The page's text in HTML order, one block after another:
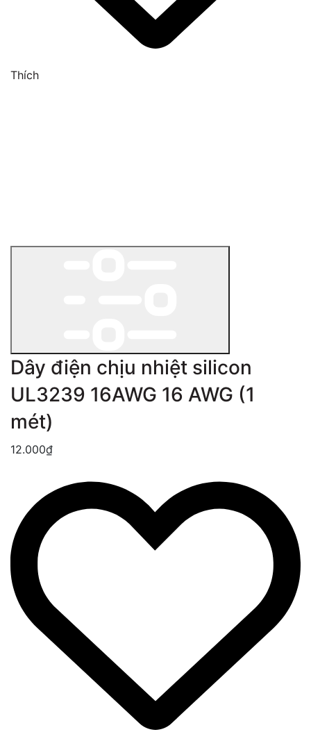
Thích
Dây điện chịu nhiệt silicon
UL3239 16AWG 16 AWG (1
mét)
12.000₫